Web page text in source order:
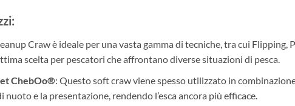
Craw è ideale per una vasta gamma di tecniche, tra cui Flipping,
scelta per pescatori che affrontano diverse situazioni di pesca.
ChebOo®: Questo soft craw viene spesso utilizzato in
nuoto e la presentazione, rendendo l’esca ancora più efficace.